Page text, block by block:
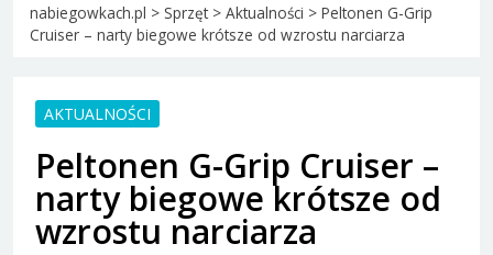
nabiegowkach.pl > Sprzęt > Aktualności > Peltonen G-Grip
Cruiser – narty biegowe krótsze od wzrostu narciarza
AKTUALNOŚCI
Peltonen G-Grip Cruiser –
narty biegowe krótsze od
wzrostu narciarza